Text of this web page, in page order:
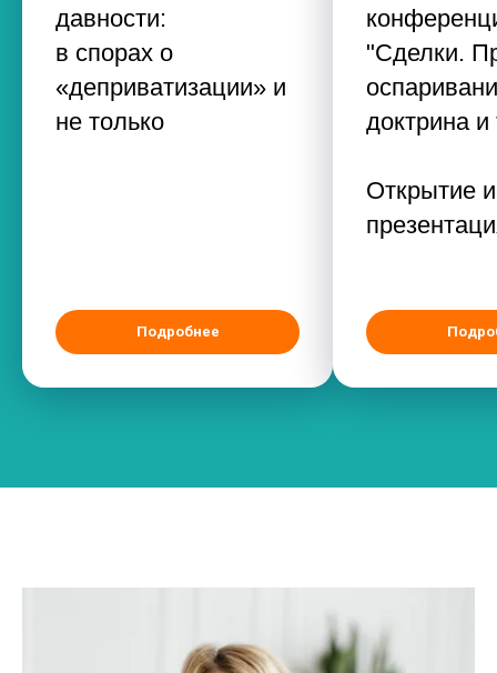
давности:
в спорах о
«деприватизации» и
не только
Подробнее
"Сделки.
доктрина
Открытие и